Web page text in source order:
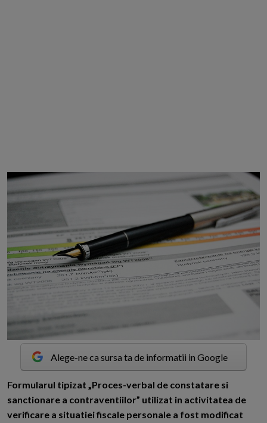
Alege-ne ca sursa ta de informatii in Google
Formularul tipizat „Proces-verbal de constatare si
sanctionare a contraventiilor” utilizat in activitatea de
verificare a situatiei fiscale personale a fost modificat